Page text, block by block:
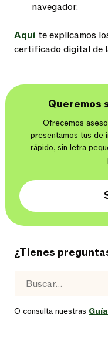
navegador.
Aquí te explicamos
certificado digital de
Queremos
Ofrecemos
presentamos tus de
rápido, sin letra
¿Tienes
O consulta nuestras